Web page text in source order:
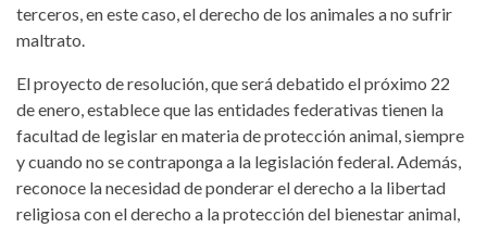
terceros, en este caso, el derecho de los animales a no sufrir
maltrato.
El proyecto de resolución, que será debatido el próximo 22
de enero, establece que las entidades federativas tienen la
facultad de legislar en materia de protección animal, siempre
y cuando no se contraponga a la legislación federal. Además,
reconoce la necesidad de ponderar el derecho a la libertad
religiosa con el derecho a la protección del bienestar animal,